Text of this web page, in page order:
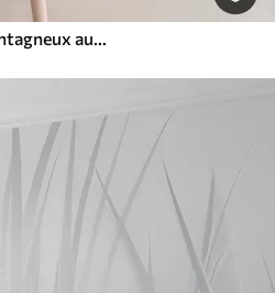
Papiers peints Paysage montagneux aux reliefs variés